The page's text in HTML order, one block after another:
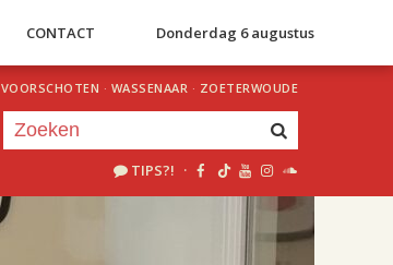
CONTACT Donderdag 6 augustus
VOORSCHOTEN · WASSENAAR · ZOETERWOUDE
TIPS?! ·
uur 1 van 2
Volgend uur